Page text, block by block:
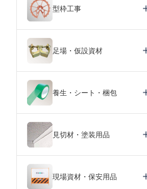
型枠工事
足場・仮設資材
養生・シート・梱包
見切材・塗装用品
現場資材・保安用品